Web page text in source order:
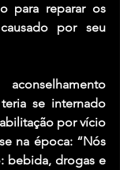
para reparar os
por seu
se internado
por vício
na época: “Nós
bebida, drogas e